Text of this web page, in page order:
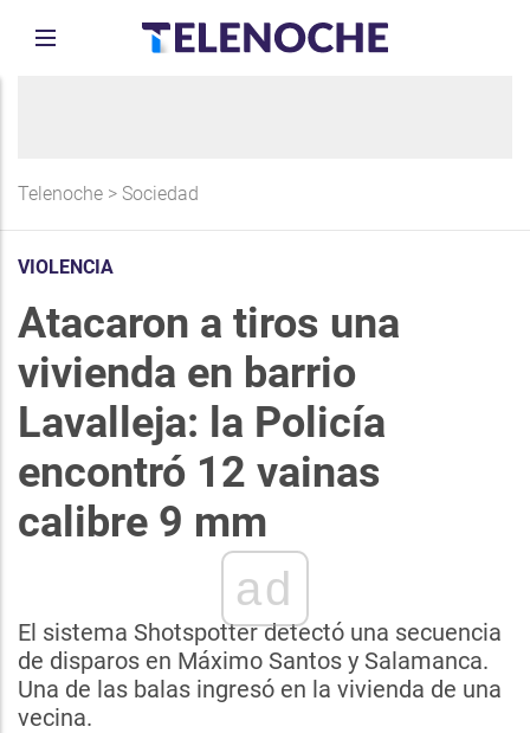
Telenoche > Sociedad
VIOLENCIA
Atacaron a tiros una
vivienda en barrio
Lavalleja: la Policía
encontró 12 vainas
calibre 9 mm
ad
El sistema Shotspotter detectó una secuencia
de disparos en Máximo Santos y Salamanca.
Una de las balas ingresó en la vivienda de una
vecina.